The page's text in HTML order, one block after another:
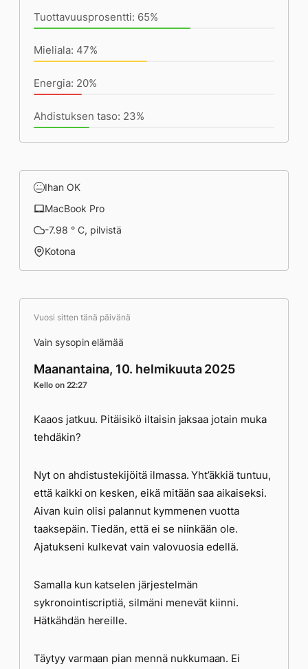
Tuottavuusprosentti: 65%
Mieliala: 47%
Energia: 20%
Ahdistuksen taso: 23%
Ihan OK
MacBook Pro
-7.98 ° C, pilvistä
Kotona
Vuosi sitten tänä päivänä
Vain sysopin elämää
Maanantaina, 10. helmikuuta 2025
Kello on 22:27
Kaaos jatkuu. Pitäisikö iltaisin jaksaa jotain muka
tehdäkin?
Nyt on ahdistustekijöitä ilmassa. Yht’äkkiä tuntuu,
että kaikki on kesken, eikä mitään saa aikaiseksi.
Aivan kuin olisi palannut kymmenen vuotta
taaksepäin. Tiedän, että ei se niinkään ole.
Ajatukseni kulkevat vain valovuosia edellä.
Samalla kun katselen järjestelmän
sykronointiscriptiä, silmäni menevät kiinni.
Hätkähdän hereille.
Täytyy varmaan pian mennä nukkumaan. Ei